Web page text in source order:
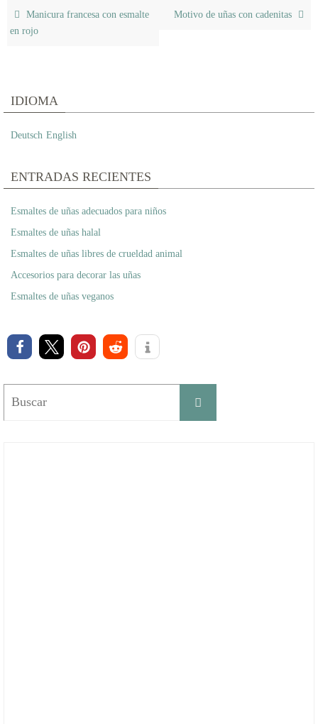
Manicura francesa con esmalte
en rojo
Motivo de uñas con cadenitas
IDIOMA
Deutsch English
ENTRADAS RECIENTES
Esmaltes de uñas adecuados para niños
Esmaltes de uñas halal
Esmaltes de uñas libres de crueldad animal
Accesorios para decorar las uñas
Esmaltes de uñas veganos